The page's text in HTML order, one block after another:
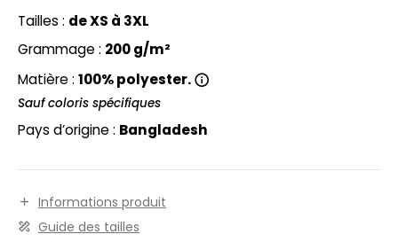
DE MAISON
IN EUROPE
LABEL / TEAR AWAY
HALES
ROW
OF THE LOOM VINTAGE
Tailles : de XS à 3XL
Grammage : 200 g/m²
Matière : 100% polyester.
Sauf coloris spécifiques
Pays d’origine : Bangladesh
Informations produit
Guide des tailles